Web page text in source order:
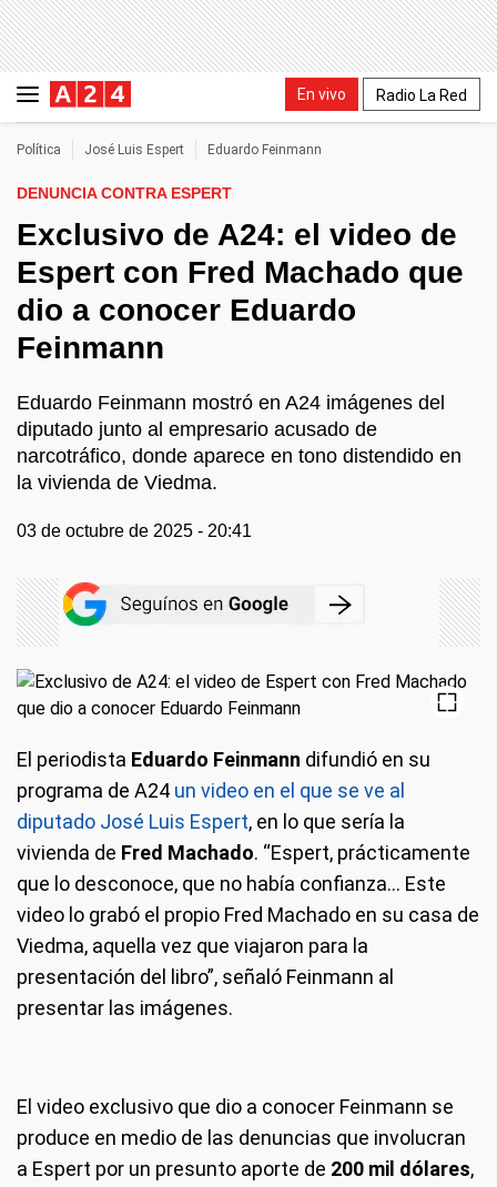
En vivo Radio La Red
Política José Luis Espert Eduardo Feinmann
DENUNCIA CONTRA ESPERT
Exclusivo de A24: el video de
Espert con Fred Machado que
dio a conocer Eduardo
Feinmann
Eduardo Feinmann mostró en A24 imágenes del
diputado junto al empresario acusado de
narcotráfico, donde aparece en tono distendido en
la vivienda de Viedma.
03 de octubre de 2025 - 20:41
El periodista Eduardo Feinmann difundió en su
programa de A24 un video en el que se ve al
diputado José Luis Espert, en lo que sería la
vivienda de Fred Machado. “Espert, prácticamente
que lo desconoce, que no había confianza… Este
video lo grabó el propio Fred Machado en su casa de
Viedma, aquella vez que viajaron para la
presentación del libro”, señaló Feinmann al
presentar las imágenes.
El video exclusivo que dio a conocer Feinmann se
produce en medio de las denuncias que involucran
a Espert por un presunto aporte de 200 mil dólares,